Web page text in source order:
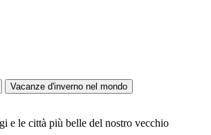
Vacanze d'inverno nel mondo
e le città più belle del nostro vecchio